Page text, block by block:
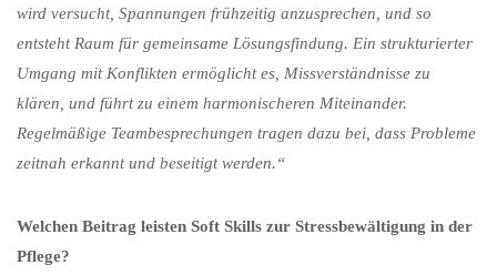
wird versucht, Spannungen frühzeitig anzusprechen, und so
entsteht Raum für gemeinsame Lösungsfindung. Ein strukturierter
Umgang mit Konflikten ermöglicht es, Missverständnisse zu
klären, und führt zu einem harmonischeren Miteinander.
Regelmäßige Teambesprechungen tragen dazu bei, dass Probleme
zeitnah erkannt und beseitigt werden.“
Welchen Beitrag leisten Soft Skills zur Stressbewältigung in der
Pflege?